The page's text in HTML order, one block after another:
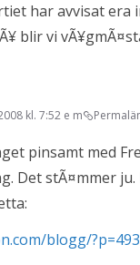
har avvisat era
blir vi
kl. 7:52 e m
pinsamt med
Det stÃ¤mmer
blogg/?p=493